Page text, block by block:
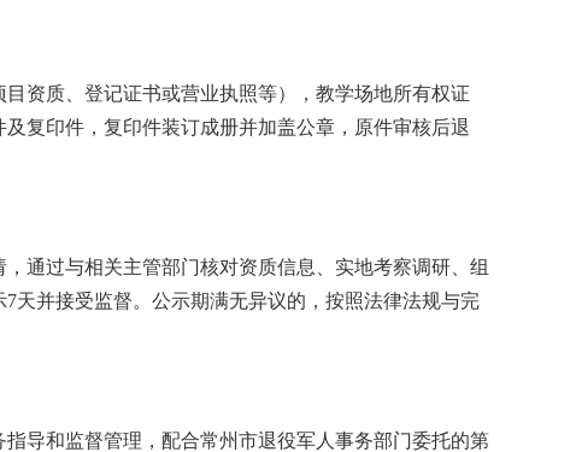
资质、登记证书或营业执照等），教学场地所有权证
复印件，复印件装订成册并加盖公章，原件审核后退
通过与相关主管部门核对资质信息、实地考察调研、组
天并接受监督。公示期满无异议的，按照法律法规与完
导和监督管理，配合常州市退役军人事务部门委托的第